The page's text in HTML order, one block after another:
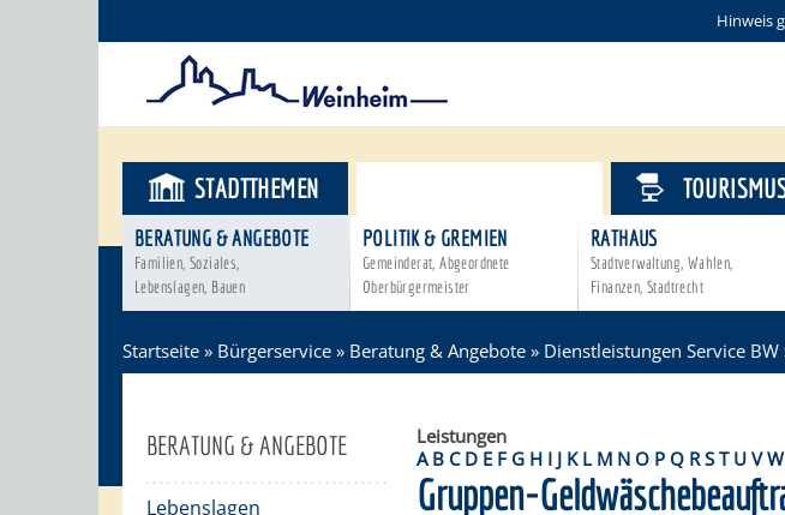
Hinweis
STADTTHEMEN
BERATUNG & ANGEBOTE
Familien, Soziales,
Lebenslagen, Bauen
POLITIK & GREMIEN
Gemeinderat, Abgeordnete
Oberbürgermeister
RATHAUS
Stadtverwaltung, Wahlen,
Finanzen, Stadtrecht
Startseite » Bürgerservice » Beratung & Angebote » Dienstleistungen Service BW
BERATUNG & ANGEBOTE
Lebenslagen
Leistungen
A B C D E F G H I J K L M N O P Q R S T U V W
Gruppen-